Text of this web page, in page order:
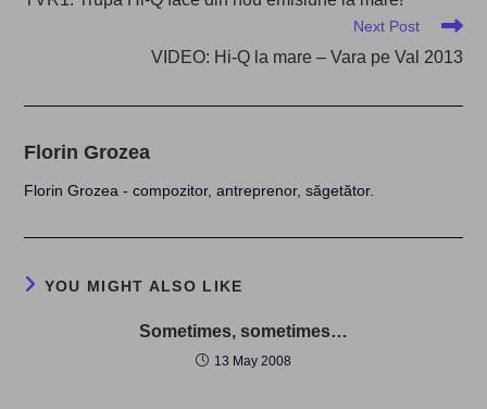
articles
Next Post
VIDEO: Hi-Q la mare – Vara pe Val 2013
Florin Grozea
Florin Grozea - compozitor, antreprenor, săgetător.
YOU MIGHT ALSO LIKE
Sometimes, sometimes…
13 May 2008